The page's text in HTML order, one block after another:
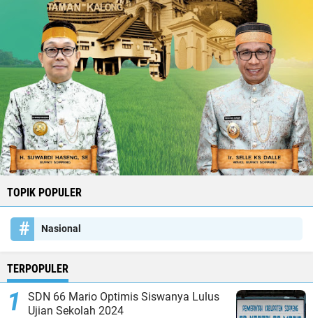
TOPIK POPULER
Nasional
TERPOPULER
SDN 66 Mario Optimis Siswanya Lulus
Ujian Sekolah 2024